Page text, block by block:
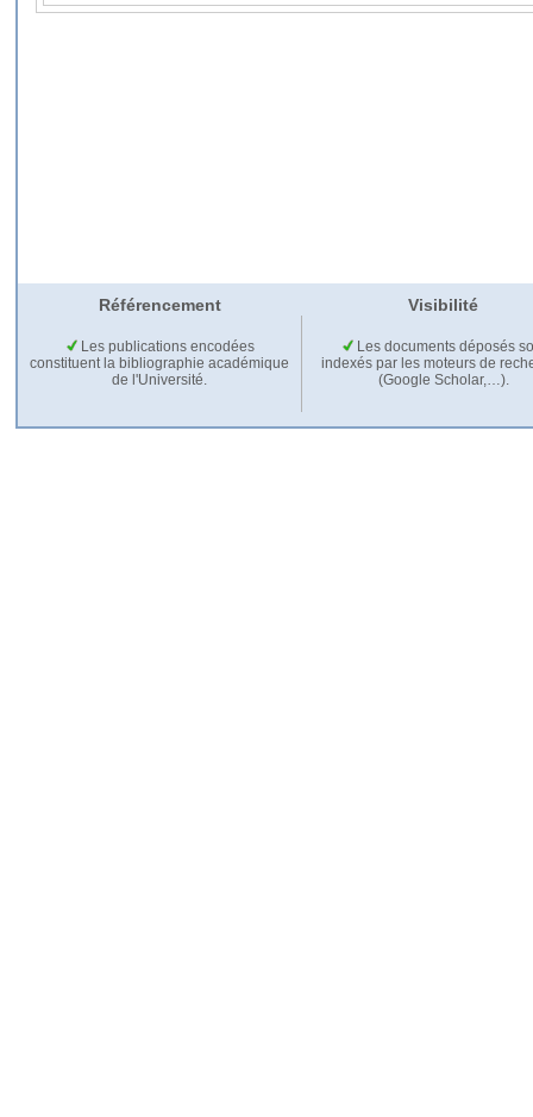
Référencement Visibilité
Les publications encodées
constituent la bibliographie académique
de l'Université.
Les documents déposés
indexés par les moteurs de
(Google Scholar,…).